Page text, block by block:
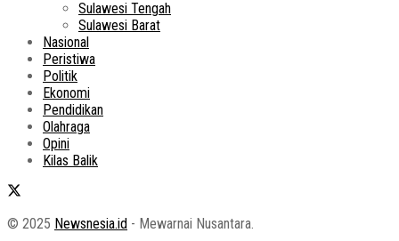
Sulawesi Tengah
Sulawesi Barat
Nasional
Peristiwa
Politik
Ekonomi
Pendidikan
Olahraga
Opini
Kilas Balik
© 2025 Newsnesia.id - Mewarnai Nusantara.